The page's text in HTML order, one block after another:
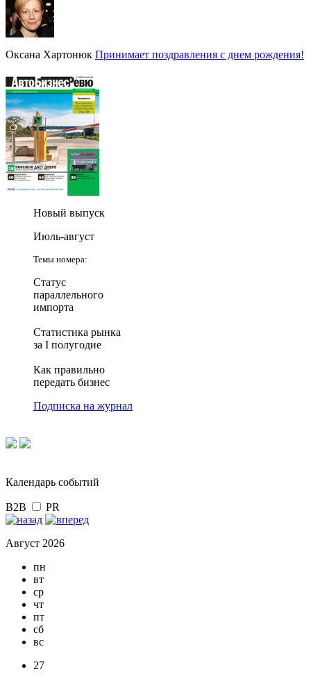
Оксана Хартонюк Принимает поздравления с днем рождения!
Новый выпуск
Июль-август
Темы номера:
Статус
параллельного
импорта
Статистика рынка
за I полугодие
Как правильно
передать бизнес
Подписка на журнал
Календарь событий
B2B PR
Август 2026
пн
вт
ср
чт
пт
сб
вс
27